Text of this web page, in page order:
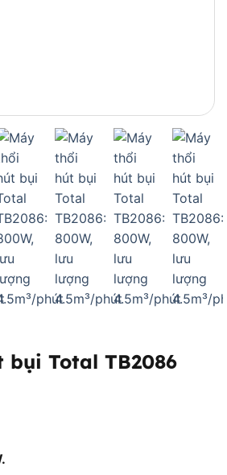
bụi Total TB2086